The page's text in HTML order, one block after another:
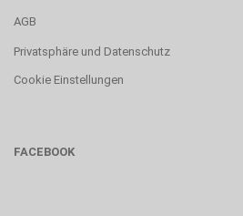
AGB
Privatsphäre und Datenschutz
Cookie Einstellungen
FACEBOOK